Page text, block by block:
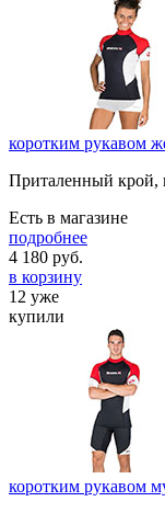
коротким рукавом
Приталенный крой,
Есть в магазине
подробнее
4 180 руб.
в корзину
12 уже
купили
коротким рукавом